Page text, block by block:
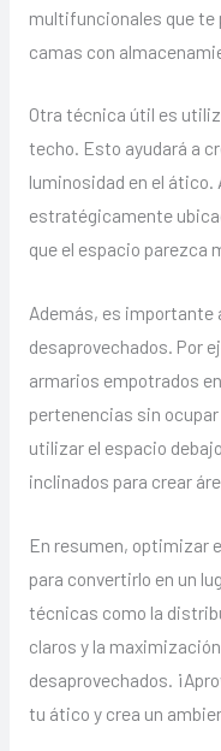
multifuncionales que te
camas con
Otra técnica útil es
techo. Esto ayudará a
luminosidad en el
estratégicamente
que el espacio parezca
Además, es importante
desaprovechados. Por
armarios empotrados
pertenencias sin
utilizar el espacio
inclinados para crear
En resumen, optimizar
para convertirlo en un
técnicas como la
claros y la
desaprovechados.
tu ático y crea un